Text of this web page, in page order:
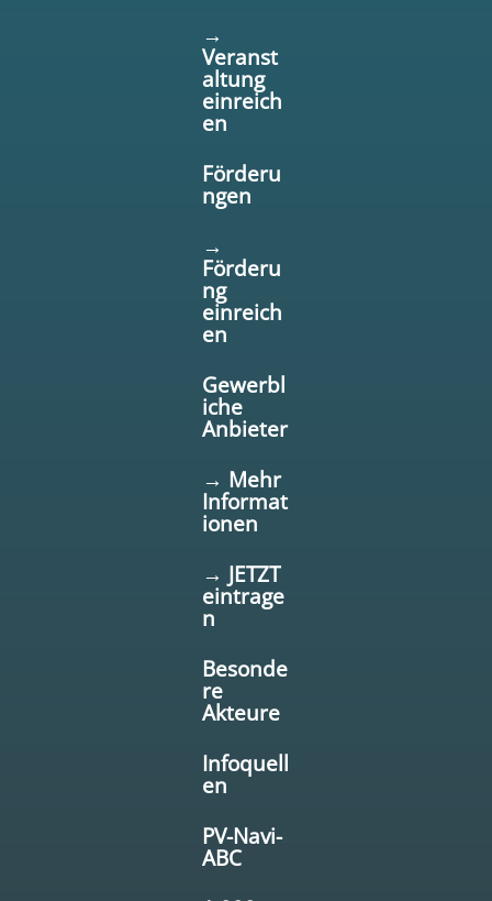
→
Veranst
altung
einreich
en
Förderu
ngen
→
Förderu
ng
einreich
en
Gewerbl
iche
Anbieter
→ Mehr
Informat
ionen
→ JETZT
eintrage
n
Besonde
re
Akteure
Infoquell
en
PV-Navi-
ABC